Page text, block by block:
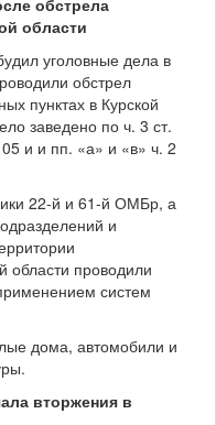
обстрела
области
уголовные дела в
обстрел
пунктах в Курской
заведено по ч. 3 ст.
и и пп. «а» и «в» ч. 2
22-й и 61-й ОМБр, а
и
области проводили
систем
дома, автомобили и
вторжения в